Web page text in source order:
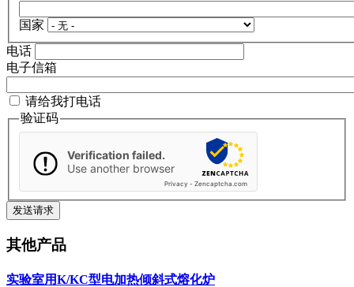
国家
电话
电子信箱
请给我打电话
验证码
Verification failed.
Use another browser
Privacy - Zencaptcha.com
其他产品
实验室用K/KC型电加热倾斜式熔化炉